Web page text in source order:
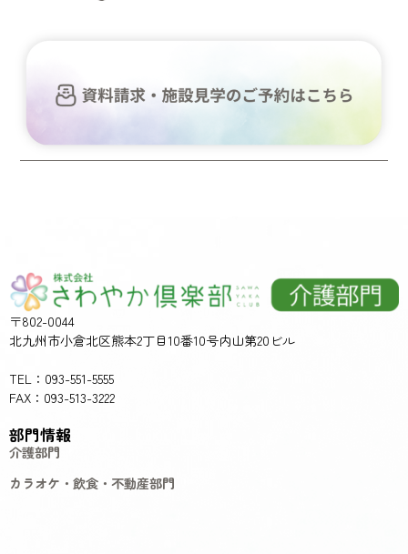
〒802-0044
北九州市小倉北区熊本2丁目10番10号内山第20ビル
TEL：093-551-5555
FAX：093-513-3222
部門情報
介護部門
カラオケ・飲食・不動産部門